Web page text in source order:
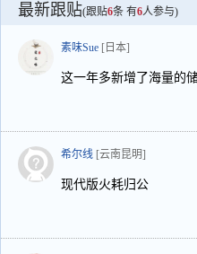
最新跟贴(跟贴6条 有6人参与)
素味Sue [日本]
这一年多新增了海量的储
希尔线 [云南昆明]
现代版火耗归公